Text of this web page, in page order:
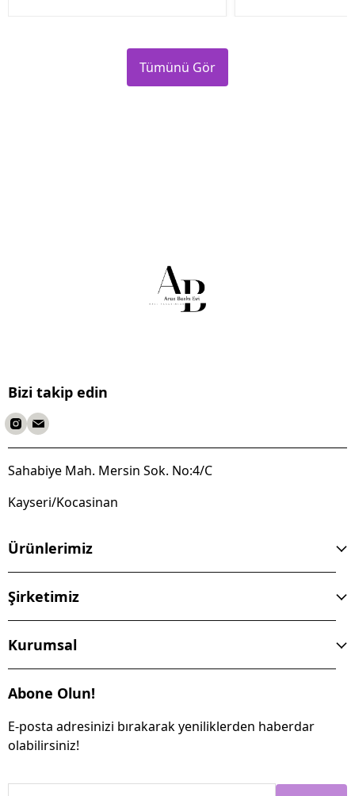
Tümünü Gör
Bizi takip edin
Sahabiye Mah. Mersin Sok. No:4/C
Kayseri/Kocasinan
Ürünlerimiz
Şirketimiz
Kurumsal
Abone Olun!
E-posta adresinizi bırakarak yeniliklerden haberdar
olabilirsiniz!